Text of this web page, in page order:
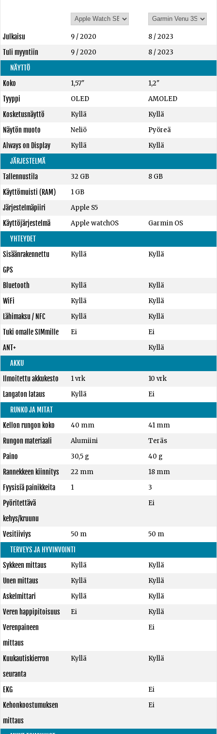
Julkaisu 9 / 2020
8 / 2023
Tuli myyntiin
9 / 2020
8 / 2023
NÄYTTÖ
Koko
1,57"
1,2"
Tyyppi
OLED
AMOLED
Kosketusnäyttö
Kyllä
Kyllä
Näytön muoto
Neliö
Pyöreä
Always on Display
Kyllä
Kyllä
JÄRJESTELMÄ
Tallennustila
32 GB
8 GB
Käyttömuisti (RAM)
1 GB
Järjestelmäpiiri
Apple S5
Käyttöjärjestelmä
Apple watchOS
Garmin OS
YHTEYDET
Sisäänrakennettu
GPS
Kyllä Kyllä
Bluetooth Kyllä
Kyllä
WiFi
Kyllä
Kyllä
Lähimaksu / NFC
Kyllä
Kyllä
Tuki omalle SIMmille
Ei
Ei
ANT+
Kyllä
AKKU
Ilmoitettu akkukesto
1 vrk
10 vrk
Langaton lataus
Kyllä
Ei
RUNKO JA MITAT
Kellon rungon koko
40 mm
41 mm
Rungon materiaali
Alumiini
Teräs
Paino
30,5 g
40 g
Rannekkeen kiinnitys
22 mm
18 mm
Fyysisiä painikkeita
1
3
Pyöritettävä
kehys/kruunu
Ei
Vesitiiviys 50 m
50 m
TERVEYS JA HYVINVOINTI
Sykkeen mittaus
Kyllä
Kyllä
Unen mittaus
Kyllä
Kyllä
Askelmittari
Kyllä
Kyllä
Veren happipitoisuus
Ei
Kyllä
Verenpaineen
mittaus
Ei
Kuukautiskierron
seuranta
Kyllä Kyllä
EKG
Ei
Kehonkoostumuksen
mittaus
Ei